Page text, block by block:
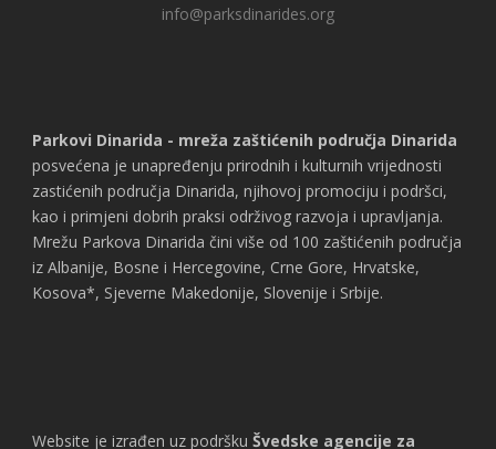
info@parksdinarides.org
Parkovi Dinarida - mreža zaštićenih područja Dinarida
posvećena je unapređenju prirodnih i kulturnih vrijednosti
zastićenih područja Dinarida, njihovoj promociju i podršci,
kao i primjeni dobrih praksi održivog razvoja i upravljanja.
Mrežu Parkova Dinarida čini više od 100 zaštićenih područja
iz Albanije, Bosne i Hercegovine, Crne Gore, Hrvatske,
Kosova*, Sjeverne Makedonije, Slovenije i Srbije.
Website je izrađen uz podršku Švedske agencije za